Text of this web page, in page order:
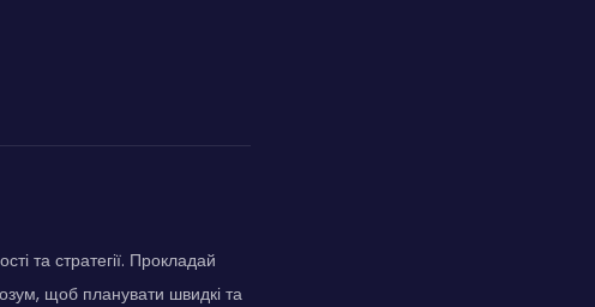
та стратегії. Прокладай
щоб планувати швидкі та